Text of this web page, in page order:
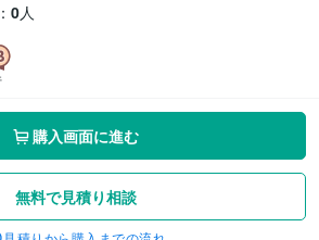
0人
購入画面に進む
無料で見積り相談